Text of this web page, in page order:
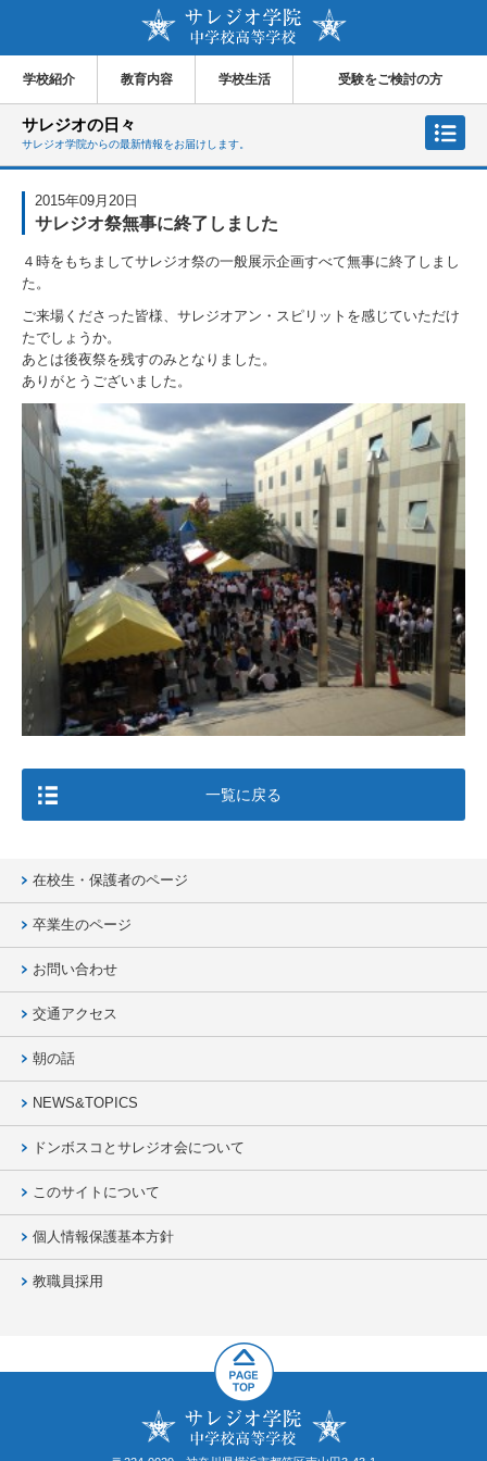
学校紹介 教育内容 学校生活 受験をご検討の方
サレジオの日々
サレジオ学院からの最新情報をお届けします。
2015年09月20日
サレジオ祭無事に終了しました
４時をもちましてサレジオ祭の一般展示企画すべて無事に終了しまし
た。
ご来場くださった皆様、サレジオアン・スピリットを感じていただけ
たでしょうか。
あとは後夜祭を残すのみとなりました。
ありがとうございました。
一覧に戻る
在校生・保護者のページ
卒業生のページ
お問い合わせ
交通アクセス
朝の話
NEWS&TOPICS
ドンボスコとサレジオ会について
このサイトについて
個人情報保護基本方針
教職員採用